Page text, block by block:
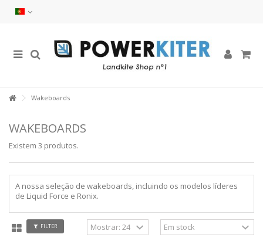
Wakeboards
WAKEBOARDS
Existem 3 produtos.
A nossa seleção de wakeboards, incluindo os modelos líderes
de Liquid Force e Ronix.
FILTER